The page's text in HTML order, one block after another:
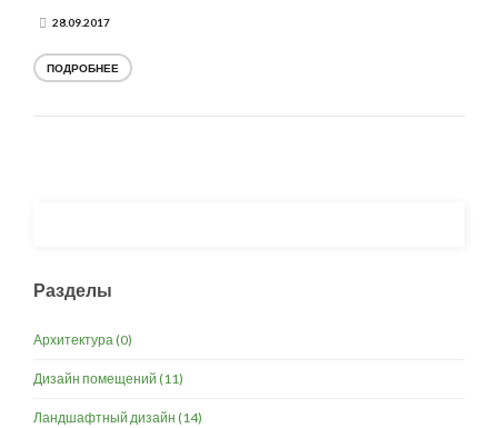
28.09.2017
ПОДРОБНЕЕ
Разделы
Архитектура(0)
Дизайн помещений (11)
Ландшафтный дизайн (14)